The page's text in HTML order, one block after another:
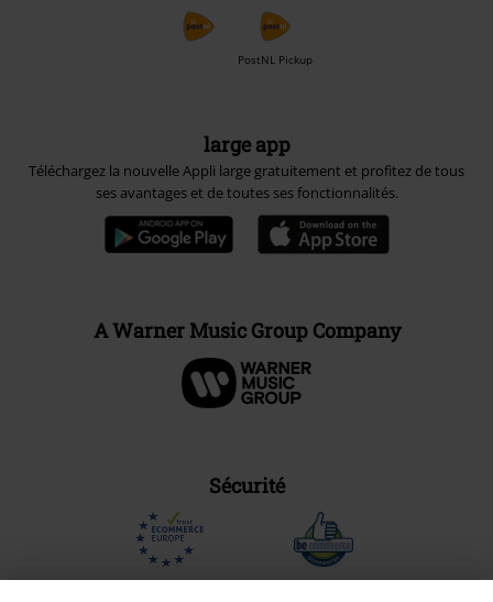
PostNL Pickup
large app
Téléchargez la nouvelle Appli large gratuitement et profitez de tous
ses avantages et de toutes ses fonctionnalités.
A Warner Music Group Company
Sécurité